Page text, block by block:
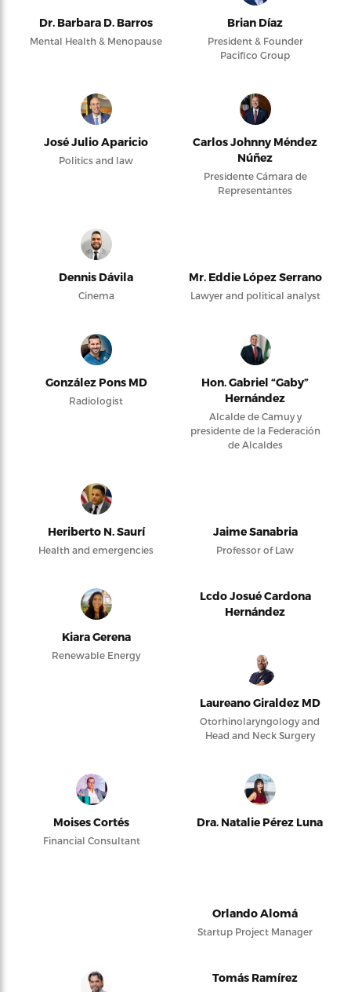
Dr. Barbara D. Barros
Mental Health & Menopause
Brian Díaz
President & Founder
Pacifico Group
José Julio Aparicio
Politics and law
Carlos Johnny Méndez
Núñez
Presidente Cámara de
Representantes
Dennis Dávila
Cinema
Mr. Eddie López Serrano
Lawyer and political analyst
González Pons MD
Radiologist
Hon. Gabriel “Gaby”
Hernández
Alcalde de Camuy y
presidente de la Federación
de Alcaldes
Heriberto N. Saurí
Health and emergencies
Jaime Sanabria
Professor of Law
Kiara Gerena
Renewable Energy
Lcdo Josué Cardona
Hernández
Laureano Giraldez MD
Otorhinolaryngology and
Head and Neck Surgery
Moises Cortés
Financial Consultant
Dra. Natalie Pérez Luna
Orlando Alomá
Startup Project Manager
Tomás Ramírez